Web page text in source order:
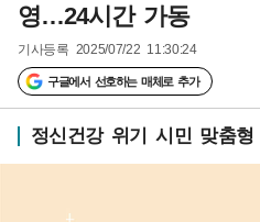
영…24시간 가동
기사등록 2025/07/22 11:30:24
구글에서 선호하는 매체로 추가
정신건강 위기 시민 맞춤형